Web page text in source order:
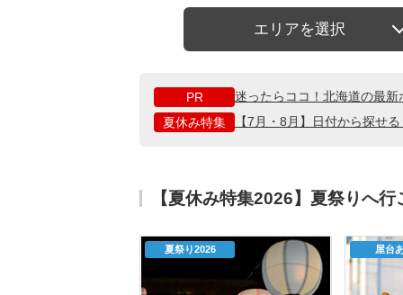
エリアを選択
PR
迷ったらココ！北海道の最
夏休み特集
【7月・8月】日付から探せ
【夏休み特集2026】夏祭りへ
夏祭り2026 屋台